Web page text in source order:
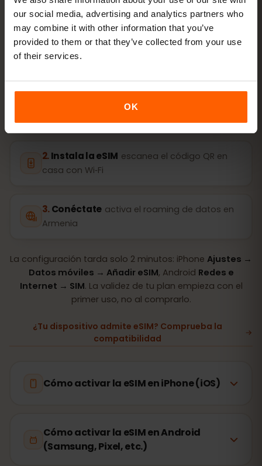
our social media, advertising and analytics partners who
may combine it with other information that you’ve
provided to them or that they’ve collected from your use
of their services.
OK
Listo en minutos, sin tarjeta SIM física.
Compra un plan código QR al instante por
Instala la eSIM escanea el código QR en
casa con Wi‑Fi
Conéctate activa el roaming de datos en
Armenia
La configuración tarda solo 2 minutos: iPhone Ajustes →
Datos móviles → Añadir eSIM, Android Redes e
Internet → SIM. La validez de tu plan empieza con el
primer uso, no al comprarlo.
¿Tu dispositivo admite eSIM? Comprueba la
compatibilidad
Cómo activar la eSIM en iPhone (iOS)
Cómo activar la eSIM en Android
(Samsung, Pixel, etc.)